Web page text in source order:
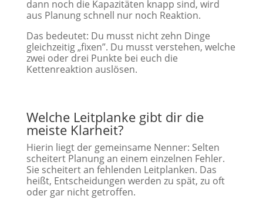
dann noch die Kapazitäten knapp sind, wird
aus Planung schnell nur noch Reaktion.
Das bedeutet: Du musst nicht zehn Dinge
gleichzeitig „fixen”. Du musst verstehen, welche
zwei oder drei Punkte bei euch die
Kettenreaktion auslösen.
Welche Leitplanke gibt dir die
meiste Klarheit?
Hierin liegt der gemeinsame Nenner: Selten
scheitert Planung an einem einzelnen Fehler.
Sie scheitert an fehlenden Leitplanken. Das
heißt, Entscheidungen werden zu spät, zu oft
oder gar nicht getroffen.